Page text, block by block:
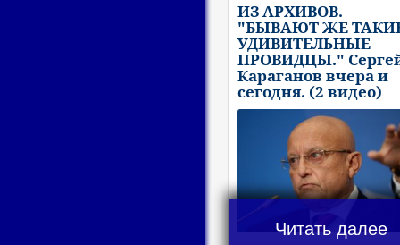
ИЗ АРХИВОВ.
"БЫВАЮТ ЖЕ
УДИВИТЕЛЬНЫЕ
ПРОВИДЦЫ."
Караганов вчера и
сегодня. (2 видео)
Читать далее